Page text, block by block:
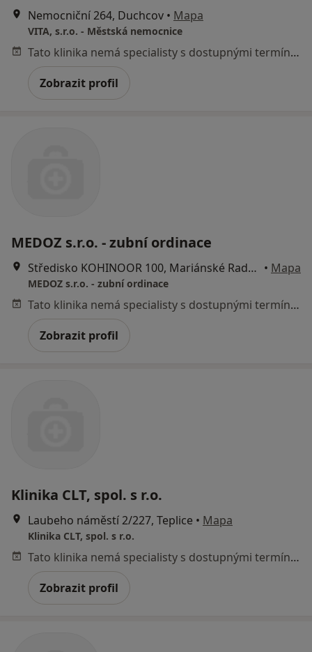
Nemocniční 264, Duchcov • Mapa
VITA, s.r.o. - Městská nemocnice
Tato klinika nemá specialisty s dostupnými termíny v online kalendáři
Zobrazit profil
MEDOZ s.r.o. - zubní ordinace
Středisko KOHINOOR 100, Mariánské Radčice • Mapa
MEDOZ s.r.o. - zubní ordinace
Tato klinika nemá specialisty s dostupnými termíny v online kalendáři
Zobrazit profil
Klinika CLT, spol. s r.o.
Laubeho náměstí 2/227, Teplice • Mapa
Klinika CLT, spol. s r.o.
Tato klinika nemá specialisty s dostupnými termíny v online kalendáři
Zobrazit profil